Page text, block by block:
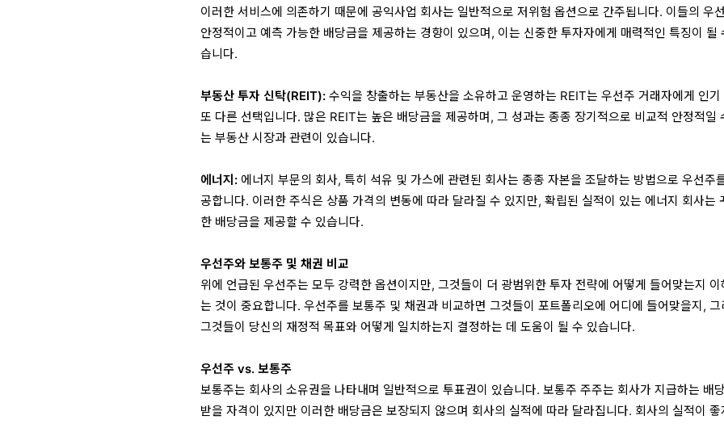
이러한 서비스에 의존하기 때문에 공익사업 회사는 일반적으로 저위험 옵션으로 간주됩니다. 이들의 우
안정적이고 예측 가능한 배당금을 제공하는 경향이 있으며, 이는 신중한 투자자에게 매력적인 특징이 될
습니다.
부동산 투자 신탁(REIT): 수익을 창출하는 부동산을 소유하고 운영하는 REIT는 우선주 거래자에게 인기
또 다른 선택입니다. 많은 REIT는 높은 배당금을 제공하며, 그 성과는 종종 장기적으로 비교적 안정적일
는 부동산 시장과 관련이 있습니다.
에너지: 에너지 부문의 회사, 특히 석유 및 가스에 관련된 회사는 종종 자본을 조달하는 방법으로 우선주
공합니다. 이러한 주식은 상품 가격의 변동에 따라 달라질 수 있지만, 확립된 실적이 있는 에너지 회사는
한 배당금을 제공할 수 있습니다.
우선주와 보통주 및 채권 비교
위에 언급된 우선주는 모두 강력한 옵션이지만, 그것들이 더 광범위한 투자 전략에 어떻게 들어맞는지 이
는 것이 중요합니다. 우선주를 보통주 및 채권과 비교하면 그것들이 포트폴리오에 어디에 들어맞을지, 그
그것들이 당신의 재정적 목표와 어떻게 일치하는지 결정하는 데 도움이 될 수 있습니다.
우선주 vs. 보통주
보통주는 회사의 소유권을 나타내며 일반적으로 투표권이 있습니다. 보통주 주주는 회사가 지급하는 배
받을 자격이 있지만 이러한 배당금은 보장되지 않으며 회사의 실적에 따라 달라집니다. 회사의 실적이 좋